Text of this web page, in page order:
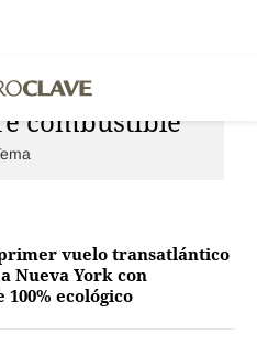
combustible
vuelo transatlántico
Nueva York con
ecológico